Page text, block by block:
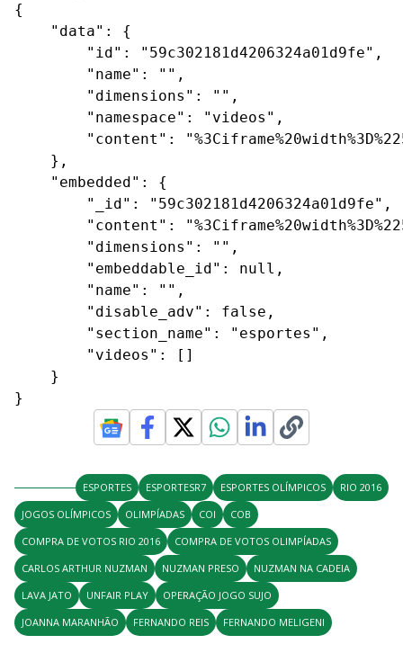
{
    "data": {
        "id": "59c302181d4206324a01d9fe",
        "name": "",
        "dimensions": "",
        "namespace": "videos",
"content":
    },
    "embedded": {
        "_id": "59c302181d4206324a01d9fe",
"content":
        "dimensions": "",
        "embeddable_id": null,
        "name": "",
        "disable_adv": false,
        "section_name": "esportes",
        "videos": []
    }
}
ESPORTES ESPORTESR7 ESPORTES OLÍMPICOS
RIO 2016
JOGOS OLÍMPICOS
OLIMPÍADAS COI
COB
COMPRA DE VOTOS RIO 2016
COMPRA DE VOTOS OLIMPÍADAS
CARLOS ARTHUR NUZMAN
NUZMAN PRESO
NUZMAN NA CADEIA
LAVA JATO
UNFAIR PLAY
OPERAÇÃO JOGO SUJO
JOANNA MARANHÃO
FERNANDO REIS FERNANDO MELIGENI